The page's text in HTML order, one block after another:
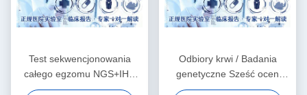
Test sekwencjonowania
całego egzomu NGS+IHC
+PD-L1 (22C3) pakiet
Odbiory krwi / Badania
genetyczne Sześć ocen
ryzyka dla kobiet z